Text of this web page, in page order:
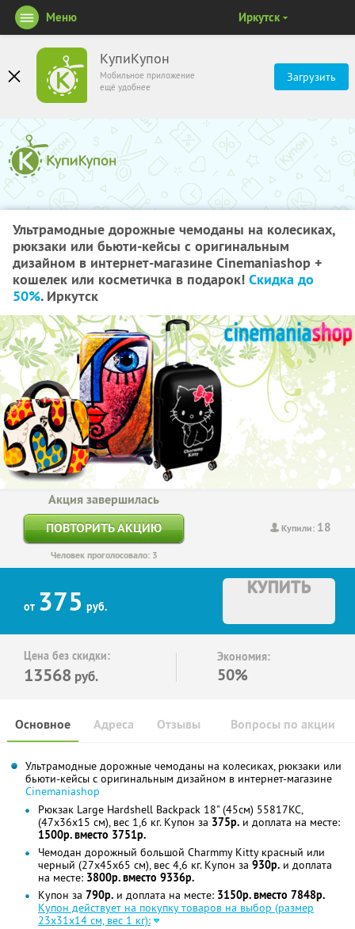
КупиКупон
Мобильное приложение
ещё удобнее
Загрузить
Меню Иркутск
Ультрамодные дорожные чемоданы на колесиках,
рюкзаки или бьюти-кейсы с оригинальным
дизайном в интернет-магазине Cinemaniashop +
кошелек или косметичка в подарок! Скидка до
50%. Иркутск
Купили: 18
Акция завершилась
ПОВТОРИТЬ АКЦИЮ
Человек проголосовало: 3
от 375 руб.
КУПИТЬ
Цена без скидки:
13568 руб.
Экономия:
50%
Основное Отзывы Вопросы по акции
Адреса
Ультрамодные дорожные чемоданы на колесиках, рюкзаки или
бьюти-кейсы с оригинальным дизайном в интернет-магазине
Cinemaniashop
Рюкзак Large Hardshell Backpack 18" (45см) 55817KC,
(47x36x15 см), вес 1,6 кг. Купон за 375р. и доплата на месте:
1500р. вместо 3751р.
Чемодан дорожный большой Charmmy Kitty красный или
черный (27x45x65 см), вес 4,6 кг. Купон за 930р. и доплата
на месте: 3800р. вместо 9336р.
Купон за 790р. и доплата на месте: 3150р. вместо 7848р.
Купон действует на покупку товаров на выбор (размер
23x31x14 см, вес 1 кг):